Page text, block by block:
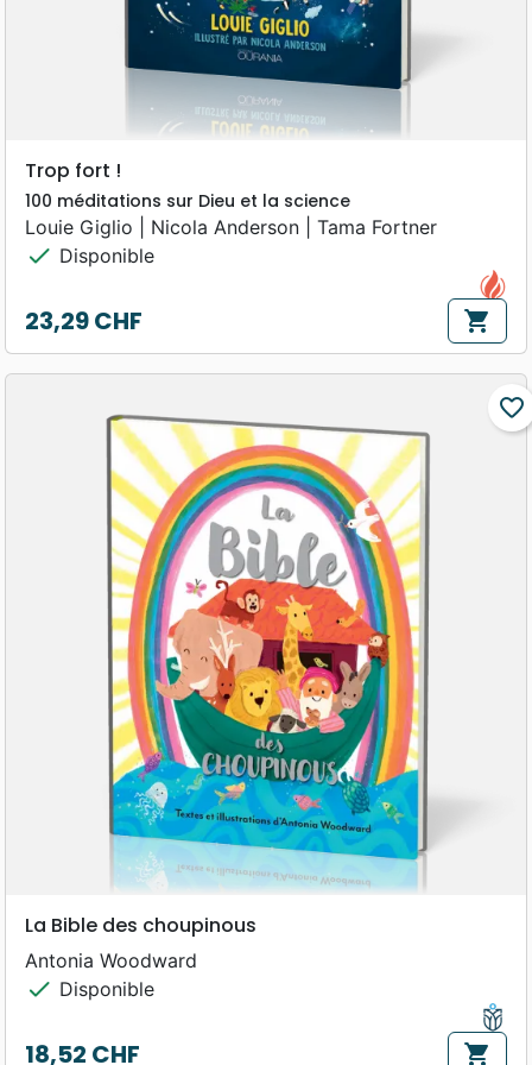
Trop fort !
100 méditations sur Dieu et la science
Louie Giglio | Nicola Anderson | Tama Fortner
check Disponible
Prix
23,29 CHF shopping_cart
favorite_border
La Bible des choupinous
Antonia Woodward
check Disponible
18,52 CHF shopping_cart